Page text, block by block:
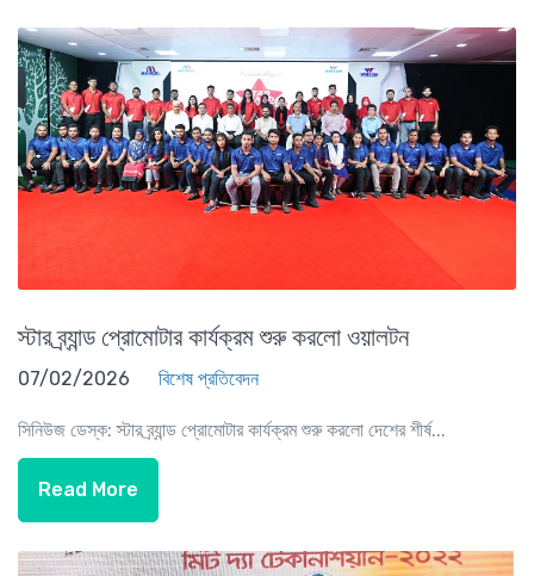
স্টার ব্র্যান্ড প্রোমোটার কার্যক্রম শুরু করলো ওয়ালটন
07/02/2026 বিশেষ প্রতিবেদন
সিনিউজ ডেস্ক: স্টার ব্র্যান্ড প্রোমোটার কার্যক্রম শুরু করলো দেশের শীর্ষ...
Read More